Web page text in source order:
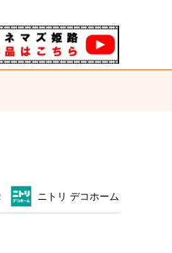
ニトリ デコホーム